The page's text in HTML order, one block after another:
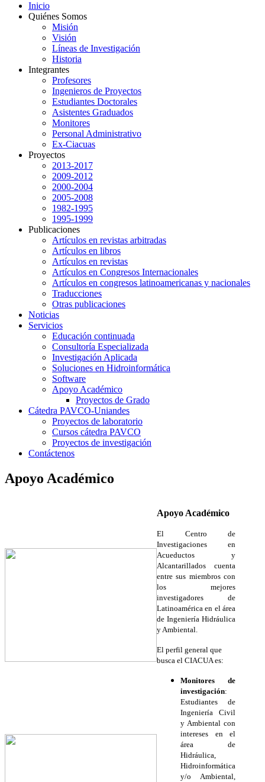
Inicio
Quiénes Somos
Misión
Visión
Líneas de Investigación
Historia
Integrantes
Profesores
Ingenieros de Proyectos
Estudiantes Doctorales
Asistentes Graduados
Monitores
Personal Administrativo
Ex-Ciacuas
Proyectos
2013-2017
2009-2012
2000-2004
2005-2008
1982-1995
1995-1999
Publicaciones
Artículos en revistas arbitradas
Artículos en libros
Artículos en revistas
Artículos en Congresos Internacionales
Artículos en congresos latinoamericanas y nacionales
Traducciones
Otras publicaciones
Noticias
Servicios
Educación continuada
Consultoría Especializada
Investigación Aplicada
Soluciones en Hidroinformática
Software
Apoyo Académico
Proyectos de Grado
Cátedra PAVCO-Uniandes
Proyectos de laboratorio
Cursos cátedra PAVCO
Proyectos de investigación
Contáctenos
Apoyo Académico
Apoyo Académico
El Centro de
Investigaciones en
Acueductos y
Alcantarillados cuenta
entre sus miembros con
los mejores
investigadores de
Latinoamérica en el área
de Ingeniería Hidráulica
y Ambiental.
El perfil general que
busca el CIACUA es:
Monitores de
investigación:
Estudiantes de
Ingeniería Civil
y Ambiental con
intereses en el
área de
Hidráulica,
Hidroinformática
y/o Ambiental,